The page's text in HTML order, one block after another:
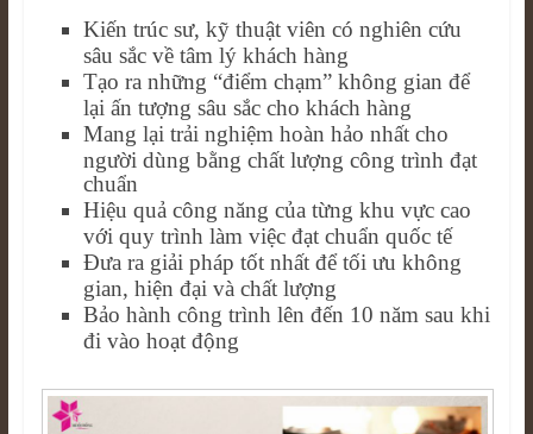
Kiến trúc sư, kỹ thuật viên có nghiên cứu
sâu sắc về tâm lý khách hàng
Tạo ra những “điểm chạm” không gian để
lại ấn tượng sâu sắc cho khách hàng
Mang lại trải nghiệm hoàn hảo nhất cho
người dùng bằng chất lượng công trình đạt
chuẩn
Hiệu quả công năng của từng khu vực cao
với quy trình làm việc đạt chuẩn quốc tế
Đưa ra giải pháp tốt nhất để tối ưu không
gian, hiện đại và chất lượng
Bảo hành công trình lên đến 10 năm sau khi
đi vào hoạt động